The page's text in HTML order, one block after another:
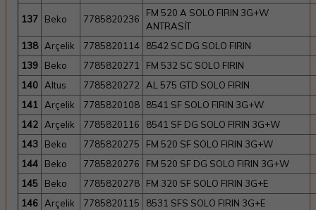
137 Beko 7785820236
FM 520 A SOLO FIRIN 3G+W
ANTRASİT
138 Arçelik 7785820114
8542 SC DG SOLO FIRIN
139
Beko 7785820271
FM 532 SC SOLO FIRIN
140 Altus 7785820272 AL 575 GTD SOLO FIRIN
141 Arçelik 7785820108
8541 SF SOLO FIRIN 3G+W
142 Arçelik 7785820116
8541 SF DG SOLO FIRIN 3G+W
143
Beko 7785820275
FM 520 SF SOLO FIRIN 3G+W
144
Beko 7785820276
FM 520 SF DG SOLO FIRIN 3G+W
145
Beko 7785820278
FM 320 SF SOLO FIRIN 3G+E
146 Arçelik 7785820115
8531 SFS SOLO FIRIN 3G+E